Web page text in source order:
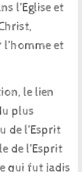
l’Eglise et
l’homme et
le lien
plus
de l’Esprit
de l’Esprit
qui fut jadis